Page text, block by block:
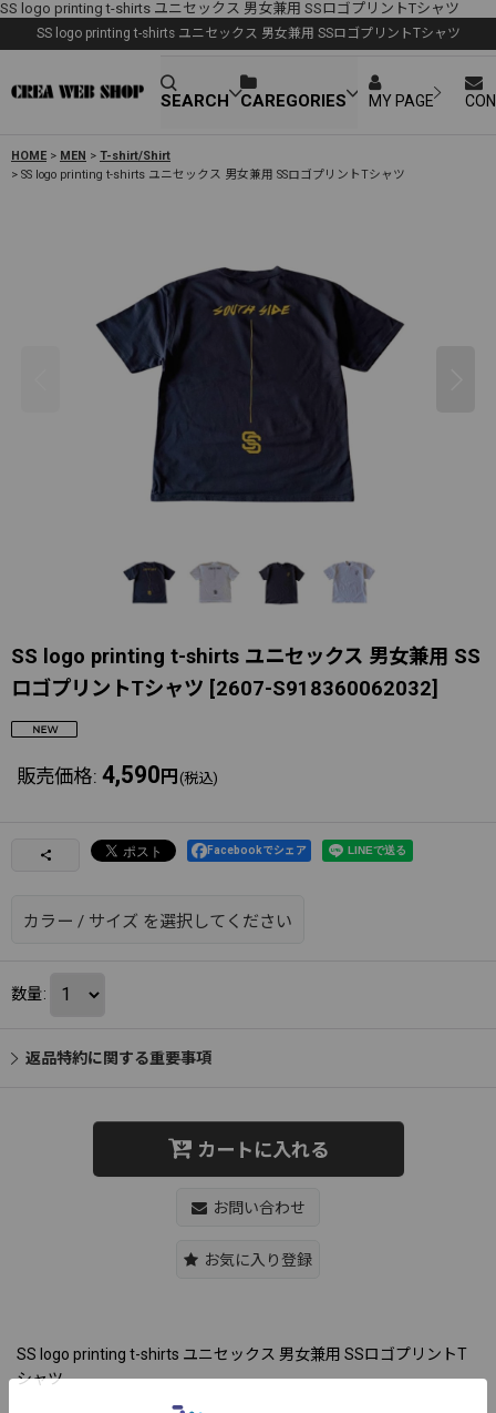
SS logo printing t-shirts ユニセックス 男女兼用 SSロゴプリントTシャツ
SS logo printing t-shirts ユニセックス 男女兼用 SSロゴプリントTシャツ
SEARCH CAREGORIES MY PAGE
HOME > MEN > T-shirt/Shirt
> SS logo printing t-shirts ユニセックス 男女兼用 SSロゴプリントTシャツ
SS logo printing t-shirts ユニセックス 男女兼用 SS
ロゴプリントTシャツ [2607-S918360062032]
販売価格: 4,590 円 (税込)
Facebookでシェア
カラー / サイズ を選択してください
数量:
返品特約に関する重要事項
カートに入れる
お問い合わせ
お気に入り登録
SS logo printing t-shirts ユニセックス 男女兼用 SSロゴプリントT
シャツ